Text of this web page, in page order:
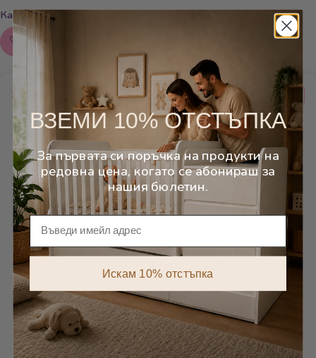
Как можем да помогнем?
Обадете ни се: 0879800041
Характеристики
Категории Бебешки стаи
Производител/
Бранд
Дейзи Нов
Сглобяване
Има схема за сглобяване към
може да съдействаме с
допълнителни снимки по Viber.
Не предлагаме услугата
монтаж.
ВЗЕМИ 10% ОТСТЪПКА
За първата си поръчка на продукти на
редовна цена, когато се абонираш за
нашия бюлетин.
Имейл
Искам 10% отстъпка